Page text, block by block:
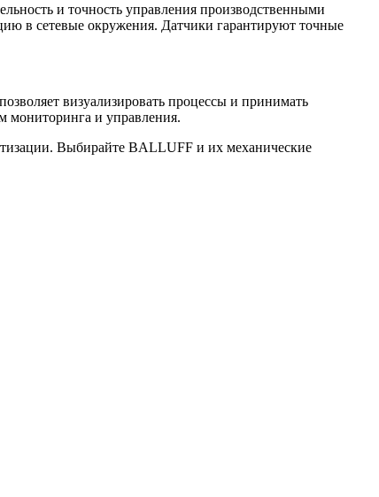
и точность управления производственными
в сетевые окружения. Датчики гарантируют точные
визуализировать процессы и принимать
мониторинга и управления.
Выбирайте BALLUFF и их механические